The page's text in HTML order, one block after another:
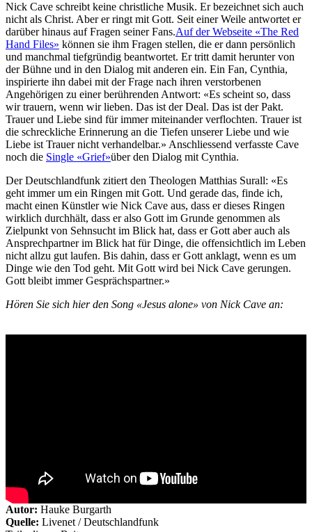
Nick Cave schreibt keine christliche Musik. Er bezeichnet sich auch
nicht als Christ. Aber er ringt mit Gott. Seit einer Weile antwortet er
darüber hinaus auf Fragen seiner Fans.Auf der Webseite «The Red
Hand Files» können sie ihm Fragen stellen, die er dann persönlich
und manchmal tiefgründig beantwortet. Er tritt damit herunter von
der Bühne und in den Dialog mit anderen ein. Ein Fan, Cynthia,
inspirierte ihn dabei mit der Frage nach ihren verstorbenen
Angehörigen zu einer berührenden Antwort: «Es scheint so, dass
wir trauern, wenn wir lieben. Das ist der Deal. Das ist der Pakt.
Trauer und Liebe sind für immer miteinander verflochten. Trauer ist
die schreckliche Erinnerung an die Tiefen unserer Liebe und wie
Liebe ist Trauer nicht verhandelbar.» Anschliessend verfasste Cave
noch die Single «Grief»über den Dialog mit Cynthia.
Der Deutschlandfunk zitiert den Theologen Matthias Surall: «Es
geht immer um ein Ringen mit Gott. Und gerade das, finde ich,
macht einen Künstler wie Nick Cave aus, dass er dieses Ringen
wirklich durchhält, dass er also Gott im Grunde genommen als
Zielpunkt von Sehnsucht im Blick hat, dass er Gott aber auch als
Ansprechpartner im Blick hat für Dinge, die offensichtlich im Leben
nicht allzu gut laufen. Bis dahin, dass er Gott anklagt, wenn es um
Dinge wie den Tod geht. Mit Gott wird bei Nick Cave gerungen.
Gott bleibt immer Gesprächspartner.»
Hören Sie sich hier den Song «Jesus alone» von Nick Cave an:
Autor: Hauke Burgarth
Quelle: Livenet / Deutschlandfunk